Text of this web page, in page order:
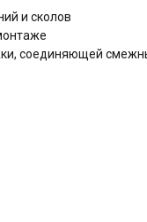
и сколов
соединяющей